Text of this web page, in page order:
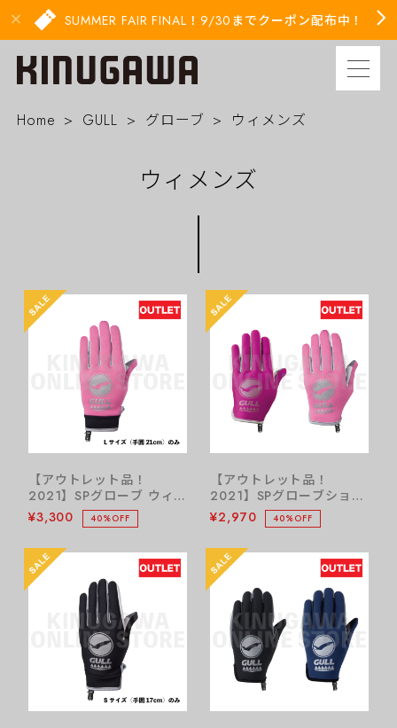
SUMMER FAIR FINAL！9/30までクーポン配布中！
Home GULL グローブ ウィメンズ
ウィメンズ
【アウトレット品！
2021】SPグローブ ウィ
メンズ GULL ガル ダイビ
ンググローブ
¥3,300 40%OFF
【アウトレット品！
2021】SPグローブショー
ト Ⅲウィメンズ GULL ガ
ル ダイビンググローブ
¥2,970 40%OFF